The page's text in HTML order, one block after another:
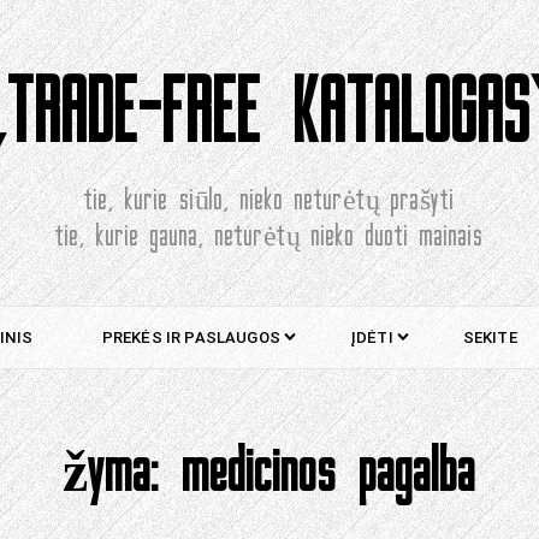
FREE
tie, kurie siūlo, nieko neturėtų prašyti
tie, kurie gauna, neturėtų nieko duoti mainais
PREKĖS IR PASLAUGOS ĮDĖTI SEKITE
žyma:medicinos pagalba